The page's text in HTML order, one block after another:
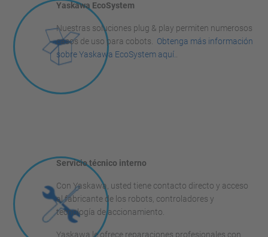
Yaskawa EcoSystem
Nuestras soluciones plug & play permiten numerosos
casos de uso para cobots. Obtenga más información
sobre Yaskawa EcoSystem aquí..
Servicio técnico interno
Con Yaskawa, usted tiene contacto directo y acceso
al fabricante de los robots, controladores y
tecnología de accionamiento.
Yaskawa le ofrece reparaciones profesionales con